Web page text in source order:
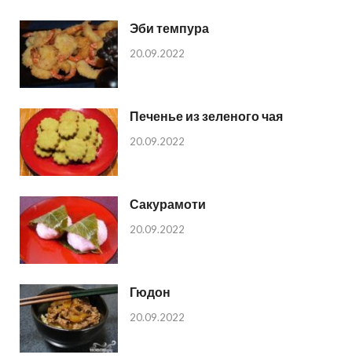
Эби темпура
20.09.2022
Печенье из зеленого чая
20.09.2022
Сакурамоти
20.09.2022
Гюдон
20.09.2022